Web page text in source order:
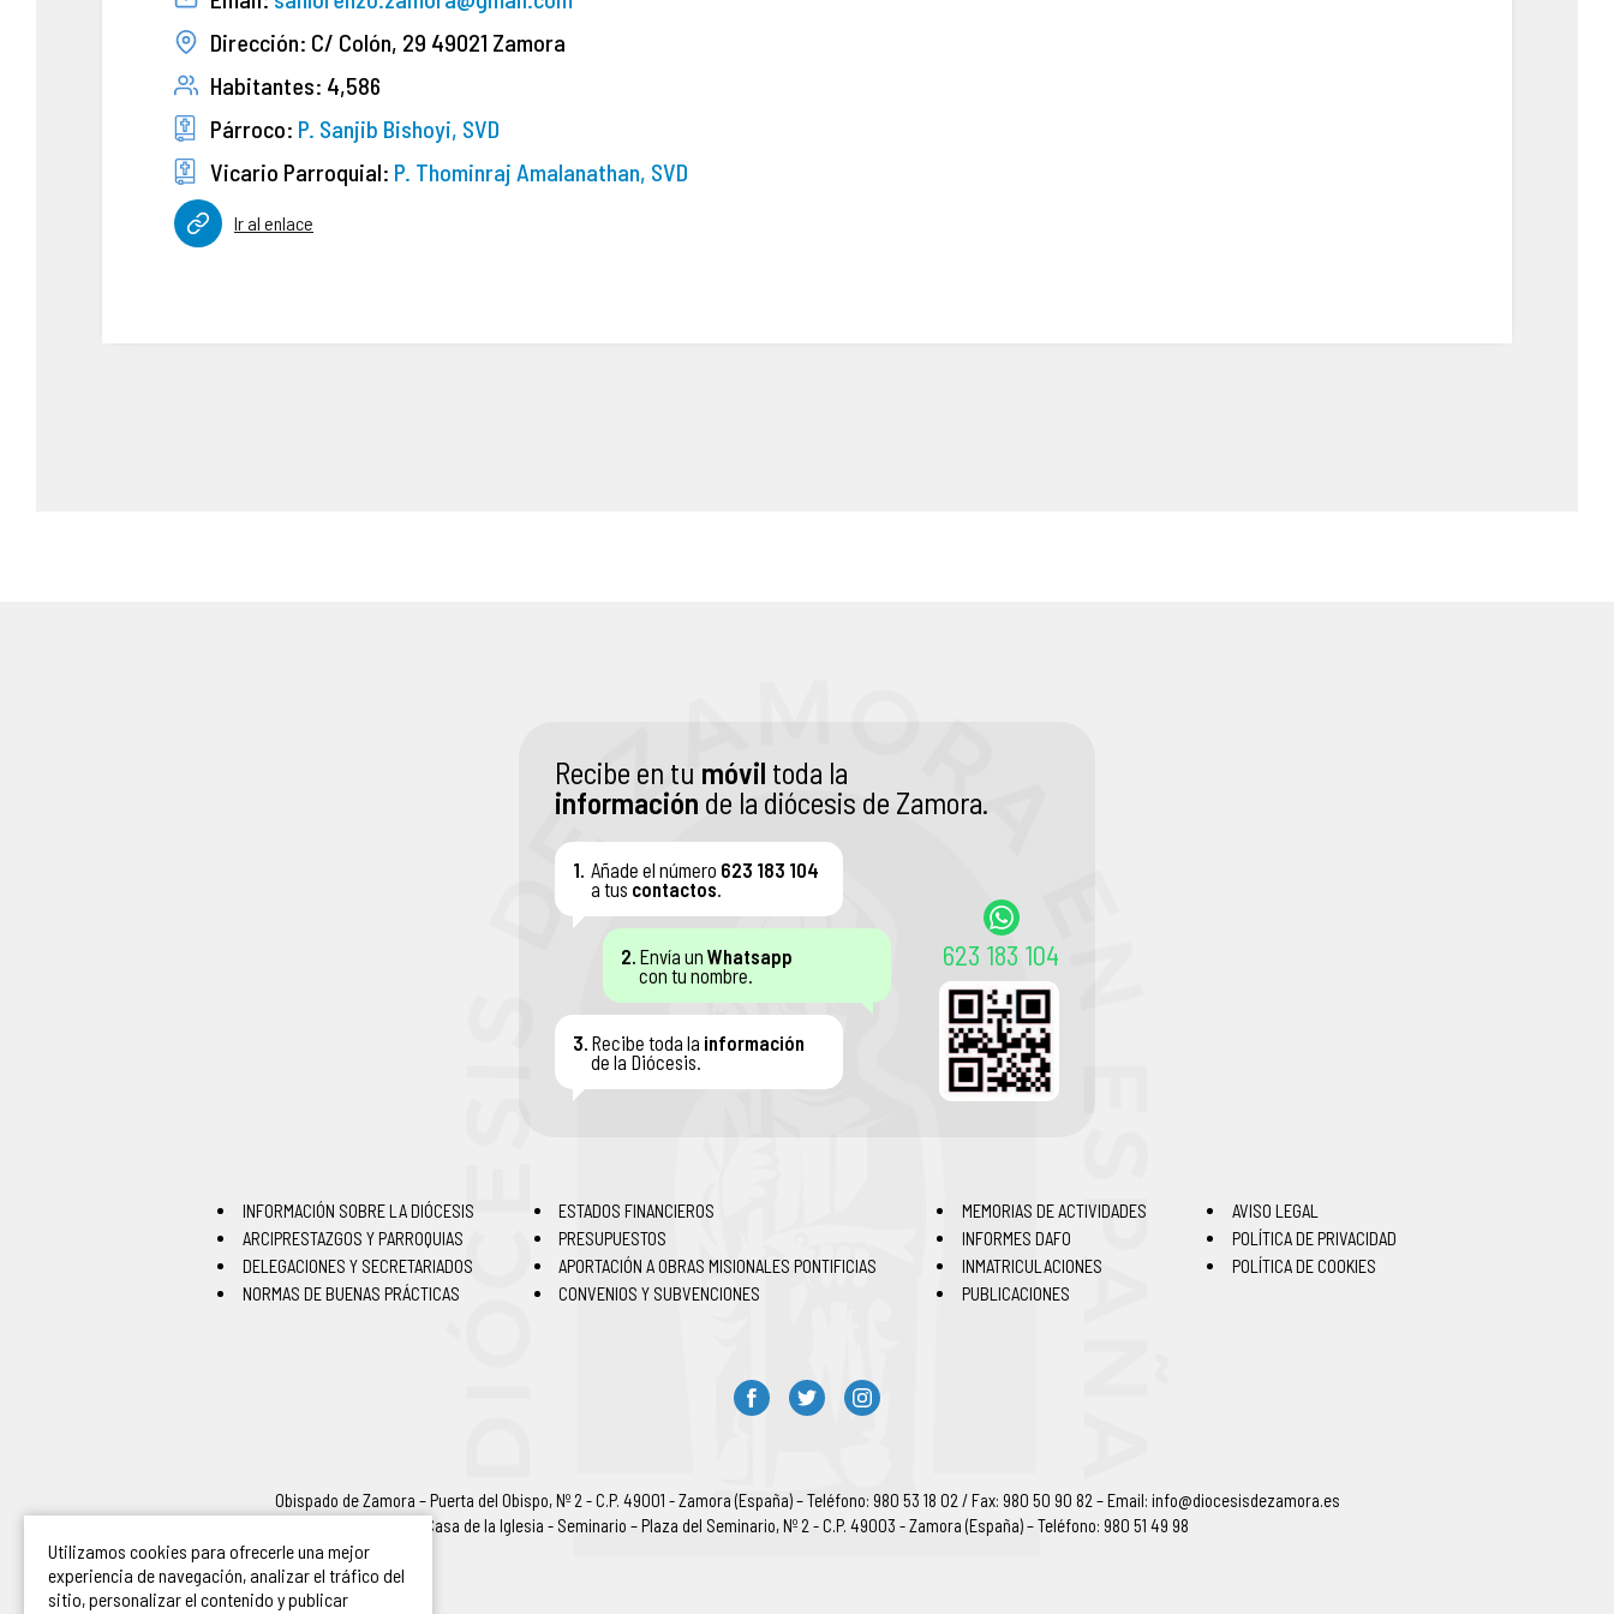
Utilizamos cookies para ofrecerle una mejor
experiencia de navegación, analizar el tráfico del
sitio, personalizar el contenido y publicar
Dirección: C/ Colón, 29 49021 Zamora
Habitantes: 4,586
Párroco: P. Sanjib Bishoyi, SVD
Vicario Parroquial: P. Thominraj Amalanathan, SVD
Ir al enlace
Recibe en tu móvil toda la
información de la diócesis de Zamora.
1. Añade el número 623 183 104
a tus contactos.
2. Envía un Whatsapp
con tu nombre.
3. Recibe toda la información
de la Diócesis.
623 183 104
INFORMACIÓN SOBRE LA DIÓCESIS
ARCIPRESTAZGOS Y PARROQUIAS
DELEGACIONES Y SECRETARIADOS
NORMAS DE BUENAS PRÁCTICAS
ESTADOS FINANCIEROS
PRESUPUESTOS
APORTACIÓN A OBRAS MISIONALES PONTIFICIAS
CONVENIOS Y SUBVENCIONES
MEMORIAS DE ACTIVIDADES
INFORMES DAFO
INMATRICULACIONES
PUBLICACIONES
AVISO LEGAL
POLÍTICA DE PRIVACIDAD
POLÍTICA DE COOKIES
Obispado de Zamora – Puerta del Obispo, Nº 2 - C.P. 49001 - Zamora (España) – Teléfono: 980 53 18 02 / Fax: 980 50 90 82 – Email: info@diocesisdezamora.es
Casa de la Iglesia - Seminario – Plaza del Seminario, Nº 2 - C.P. 49003 - Zamora (España) – Teléfono: 980 51 49 98